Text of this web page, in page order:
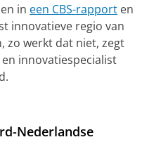
in een CBS-rapport en
innovatieve regio van
zo werkt dat niet, zegt
innovatiespecialist
Nederlandse